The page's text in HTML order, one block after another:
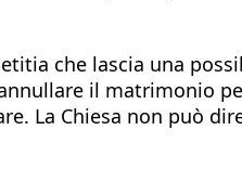
che lascia una
il matrimonio
La Chiesa non può